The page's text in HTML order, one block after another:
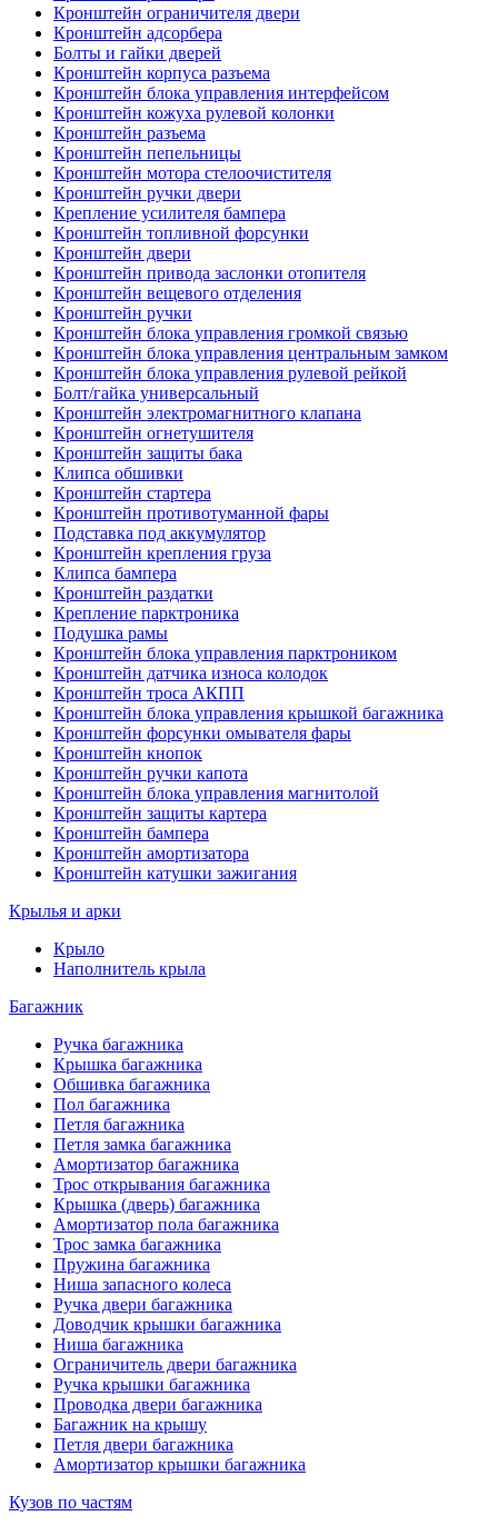
Кронштейн ограничителя двери
Кронштейн адсорбера
Болты и гайки дверей
Кронштейн корпуса разъема
Кронштейн блока управления интерфейсом
Кронштейн кожуха рулевой колонки
Кронштейн разъема
Кронштейн пепельницы
Кронштейн мотора стелоочистителя
Кронштейн ручки двери
Крепление усилителя бампера
Кронштейн топливной форсунки
Кронштейн двери
Кронштейн привода заслонки отопителя
Кронштейн вещевого отделения
Кронштейн ручки
Кронштейн блока управления громкой связью
Кронштейн блока управления центральным замком
Кронштейн блока управления рулевой рейкой
Болт/гайка универсальный
Кронштейн электромагнитного клапана
Кронштейн огнетушителя
Кронштейн защиты бака
Клипса обшивки
Кронштейн стартера
Кронштейн противотуманной фары
Подставка под аккумулятор
Кронштейн крепления груза
Клипса бампера
Кронштейн раздатки
Крепление парктроника
Подушка рамы
Кронштейн блока управления парктроником
Кронштейн датчика износа колодок
Кронштейн троса АКПП
Кронштейн блока управления крышкой багажника
Кронштейн форсунки омывателя фары
Кронштейн кнопок
Кронштейн ручки капота
Кронштейн блока управления магнитолой
Кронштейн защиты картера
Кронштейн бампера
Кронштейн амортизатора
Кронштейн катушки зажигания
Крылья и арки
Крыло
Наполнитель крыла
Багажник
Ручка багажника
Крышка багажника
Обшивка багажника
Пол багажника
Петля багажника
Петля замка багажника
Амортизатор багажника
Трос открывания багажника
Крышка (дверь) багажника
Амортизатор пола багажника
Трос замка багажника
Пружина багажника
Ниша запасного колеса
Ручка двери багажника
Доводчик крышки багажника
Ниша багажника
Ограничитель двери багажника
Ручка крышки багажника
Проводка двери багажника
Багажник на крышу
Петля двери багажника
Амортизатор крышки багажника
Кузов по частям